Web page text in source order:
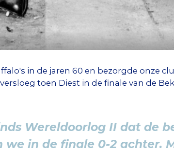
in de jaren 60 en bezorgde onze
toen Diest in de finale van de
Wereldoorlog II dat de
we in de finale 0-2 achter.